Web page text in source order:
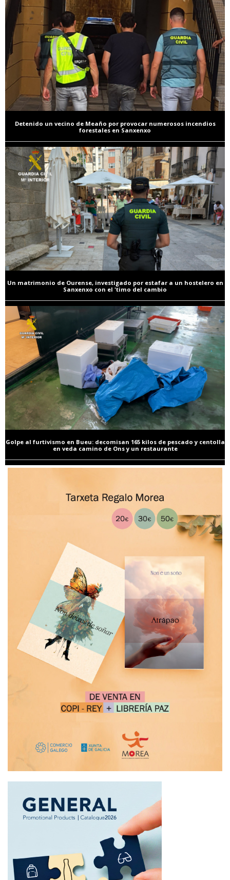
Detenido un vecino de Meaño por provocar numerosos incendios
forestales en Sanxenxo
Un matrimonio de Ourense, investigado por estafar a un hostelero en
Sanxenxo con el 'timo del cambio
Golpe al furtivismo en Bueu: decomisan 165 kilos de pescado y centolla
en veda camino de Ons y un restaurante